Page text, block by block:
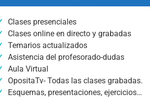
Clases presenciales
Clases online en directo y grabadas
Temarios actualizados
Asistencia del profesorado-dudas
Aula Virtual
OpositaTv- Todas las clases grabadas.
Esquemas, presentaciones, ejercicios…